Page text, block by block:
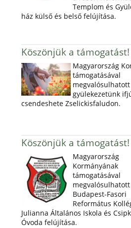
Templom és
ház külső és belső felújítása.
Köszönjük a támogatást!
Magyarország
támogatásával
megvalósulhatott
gyülekezetünk
csendeshete Zselickisfaludon.
Köszönjük a támogatást!
Magyarország
Kormányának
támogatásával
megvalósulhatott
Budapest-Fasori
Református
Julianna Általános Iskola és
Óvoda felújítása.